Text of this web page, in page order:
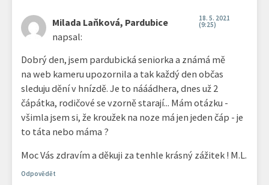
Milada Laňková, Pardubice
napsal:
18. 5. 2021
(9:25)
Dobrý den, jsem pardubická seniorka a známá mě
na web kameru upozornila a tak každý den občas
sleduju dění v hnízdě. Je to nááádhera, dnes už 2
čápátka, rodičové se vzorně starají... Mám otázku -
všimla jsem si, že kroužek na noze má jen jeden čáp - je
to táta nebo máma ?
Moc Vás zdravím a děkuji za tenhle krásný zážitek ! M.L.
Odpovědět